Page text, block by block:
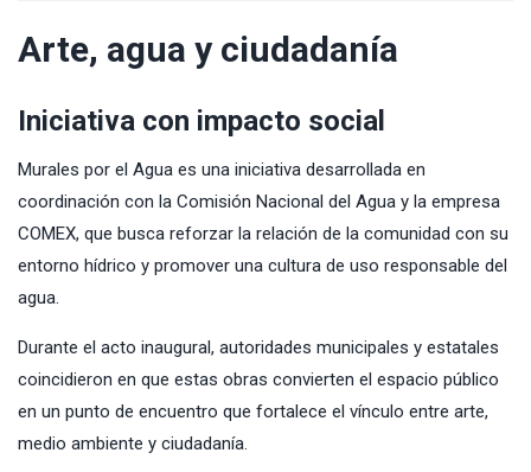
Arte, agua y ciudadanía
Iniciativa con impacto social
Murales por el Agua es una iniciativa desarrollada en
coordinación con la Comisión Nacional del Agua y la empresa
COMEX, que busca reforzar la relación de la comunidad con su
entorno hídrico y promover una cultura de uso responsable del
agua.
Durante el acto inaugural, autoridades municipales y estatales
coincidieron en que estas obras convierten el espacio público
en un punto de encuentro que fortalece el vínculo entre arte,
medio ambiente y ciudadanía.